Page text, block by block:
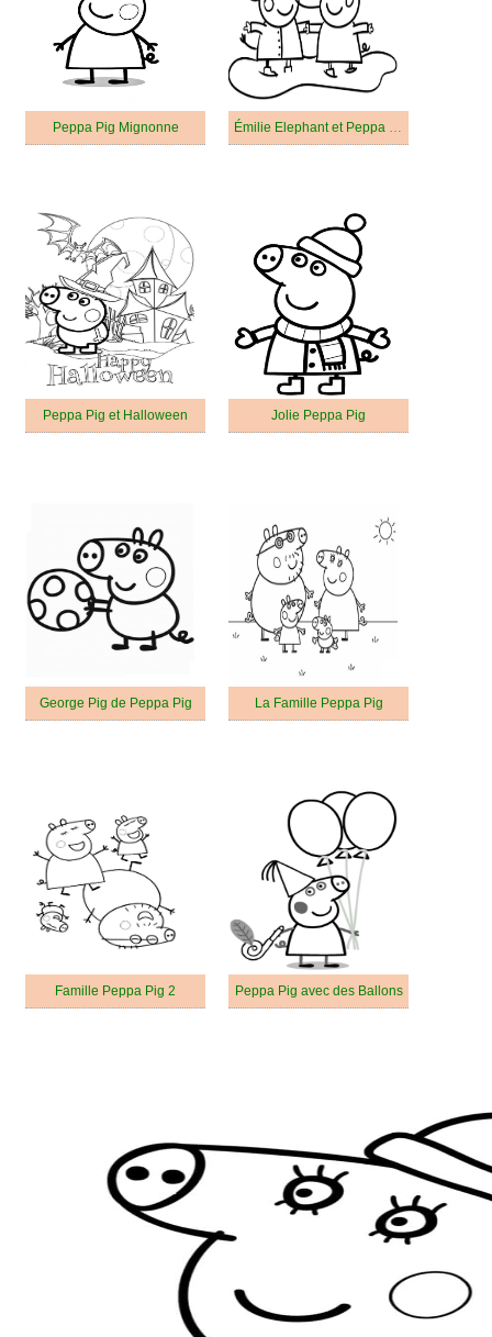
Peppa Pig Mignonne Émilie Elephant et Peppa Pig
Peppa Pig et Halloween Jolie Peppa Pig
George Pig de Peppa Pig La Famille Peppa Pig
Famille Peppa Pig 2 Peppa Pig avec des Ballons